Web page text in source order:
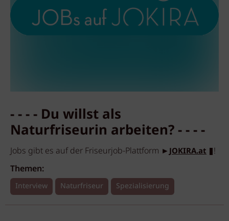
- - - - Du willst als
Naturfriseurin arbeiten? - - - -
Jobs gibt es auf der Friseurjob-Plattform ►JOKIRA.at
!
Themen:
Interview Naturfriseur Spezialisierung